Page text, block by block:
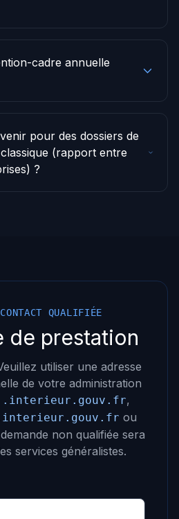
cadre annuelle
pour des dossiers de
(rapport entre
?
QUALIFIÉE
de prestation
utiliser une adresse
de votre administration
.interieur.gouv.fr,
ou
non qualifiée sera
services généralistes.